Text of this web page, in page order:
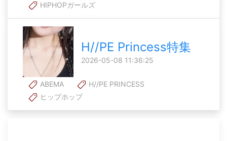
HIPHOPガールズ
H//PE Princess特集
2026-05-08 11:36:25
ABEMA
H//PE PRINCESS
ヒップホップ